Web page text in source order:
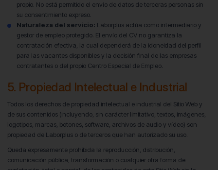
propio. No está permitido el envío de datos de terceras personas sin
su consentimiento expreso.
Naturaleza del servicio: Laborplus actúa como intermediario y
gestor de empleo protegido. El envío del CV no garantiza la
contratación efectiva, la cual dependerá de la idoneidad del perfil
para las vacantes disponibles y la decisión final de las empresas
contratantes o del propio Centro Especial de Empleo.
5. Propiedad Intelectual e Industrial
Todos los derechos de propiedad intelectual e industrial del Sitio Web y
de sus contenidos (incluyendo, sin carácter limitativo, textos, imágenes,
logotipos, marcas, botones, software, archivos de audio y vídeo) son
propiedad de Laborplus o de terceros que han autorizado su uso.
Queda expresamente prohibida la reproducción, distribución,
comunicación pública, transformación o cualquier otra forma de